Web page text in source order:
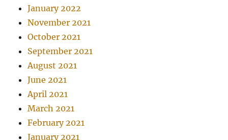
January 2022
November 2021
October 2021
September 2021
August 2021
June 2021
April 2021
March 2021
February 2021
January 2021